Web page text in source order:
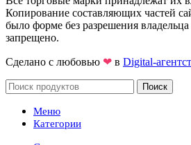
Копирование составляющих частей
было форме без разрешения
запрещено.
Сделано с любовью ❤ в Digital-
Поиск
Меню
Категории